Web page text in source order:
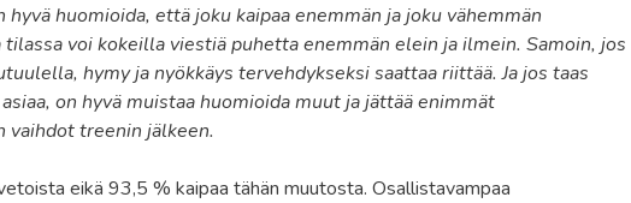
huomioida, että joku kaipaa enemmän ja joku vähemmän
tilassa voi kokeilla viestiä puhetta enemmän elein ja ilmein. Samoin, jos
hymy ja nyökkäys tervehdykseksi saattaa riittää. Ja jos taas
on hyvä muistaa huomioida muut ja jättää enimmät
vaihdot treenin jälkeen.
eikä 93,5 % kaipaa tähän muutosta. Osallistavampaa